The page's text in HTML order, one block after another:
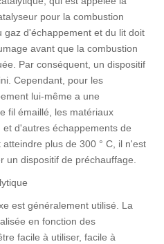
pour la combustion
d'échappement et du lit doit
avant que la combustion
Par conséquent, un dispositif
Cependant, pour les
lui-même a une
fil émaillé, les matériaux
d'autres échappements de
plus de 300 ° C, il n'est
un dispositif de préchauffage.
est généralement utilisé. La
en fonction des
facile à utiliser, facile à